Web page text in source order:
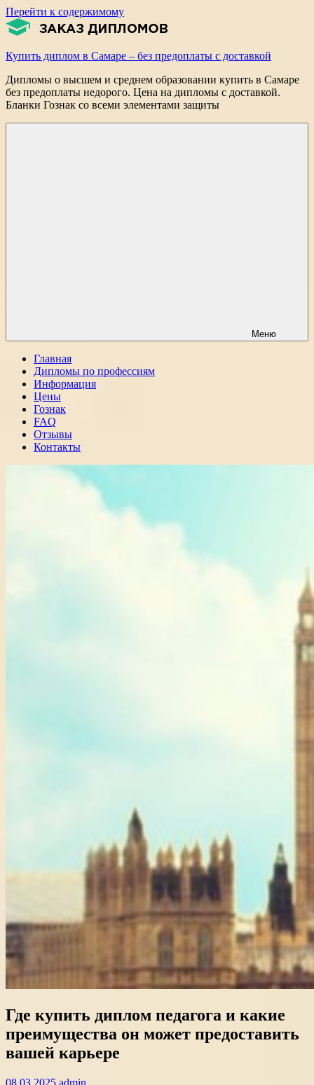
Перейти к содержимому
Купить диплом в Самаре – без предоплаты с доставкой
Дипломы о высшем и среднем образовании купить в Самаре
без предоплаты недорого. Цена на дипломы с доставкой.
Бланки Гознак со всеми элементами защиты
Меню
Главная
Дипломы по профессиям
Информация
Цены
Гознак
FAQ
Отзывы
Контакты
Где купить диплом педагога и какие
преимущества он может предоставить
вашей карьере
08.03.2025 admin